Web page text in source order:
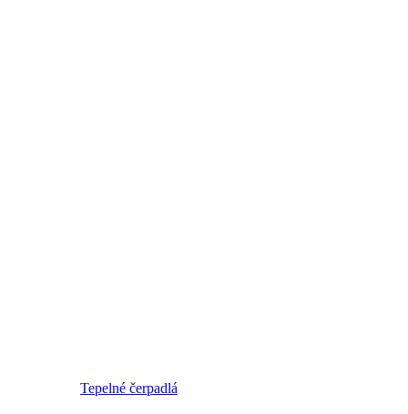
Tepelné čerpadlá